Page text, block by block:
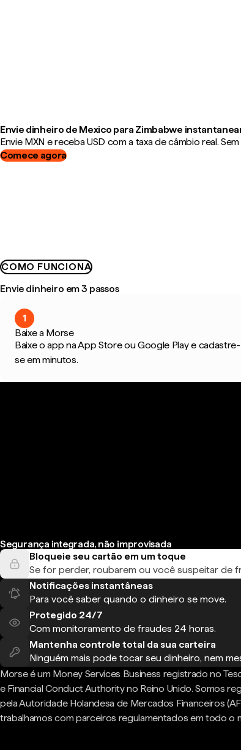
Envie dinheiro de Mexico para Zimbabwe
Envie MXN e receba USD com a taxa de câmbio real.
Comece agora
COMO FUNCIONA
Envie dinheiro em 3 passos
1
Baixe a Morse
Baixe o app na App Store ou Google Play e cadastre-
se em minutos.
Segurança integrada, não improvisada
Bloqueie seu cartão em um toque
Se for perder, roubarem ou você suspeitar de
Notificações instantâneas
Para você saber quando o dinheiro se move.
Protegido 24/7
Com monitoramento de fraudes 24 horas.
Mantenha controle total da sua carteira
Ninguém mais pode tocar seu dinheiro, nem
Morse é um Money Services Business registrado no
e Financial Conduct Authority no Reino Unido. Somos
pela Autoridade Holandesa de Mercados Financeiros
trabalhamos com parceiros regulamentados em todo o